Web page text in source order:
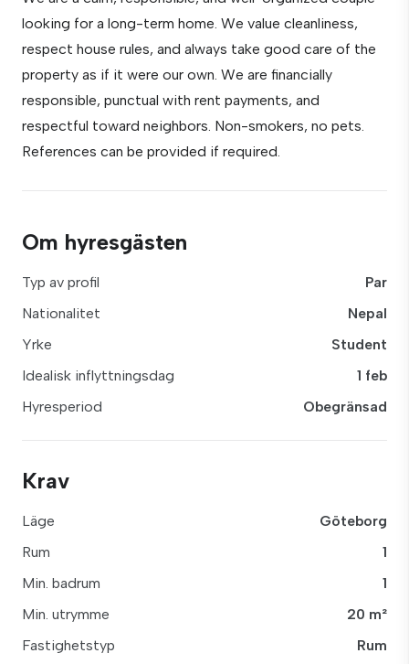
looking for a long-term home. We value cleanliness,
respect house rules, and always take good care of the
property as if it were our own. We are financially
responsible, punctual with rent payments, and
respectful toward neighbors. Non-smokers, no pets.
References can be provided if required.
Om hyresgästen
Typ av profil
Par
Nationalitet
Nepal
Yrke
Student
Idealisk inflyttningsdag
1 feb
Hyresperiod
Obegränsad
Krav
Läge
Göteborg
Rum
1
Min. badrum
1
Min. utrymme
20 m²
Fastighetstyp
Rum